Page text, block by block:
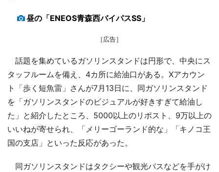
昼の「ENEOS青森西バイパスSS」
［広告］
話題を集めているガソリンスタンドは円形で、中央にス
タッフルームを備え、4カ所に給油口がある。Xアカウン
ト「歩く短魚雷」さんが7月13日に、同ガソリンスタンド
を「ガソリンスタンドのビジュアルが好きすぎて給油し
た」と紹介したところ、5000以上のリポスト、9万以上の
いいねが寄せられ、「メリーゴーランド的な」「キノコ王
国の支店」といった反応があった。
同ガソリンスタンドはタクシーや観光バスなどを手がけ